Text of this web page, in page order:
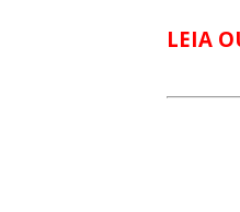
LEIA